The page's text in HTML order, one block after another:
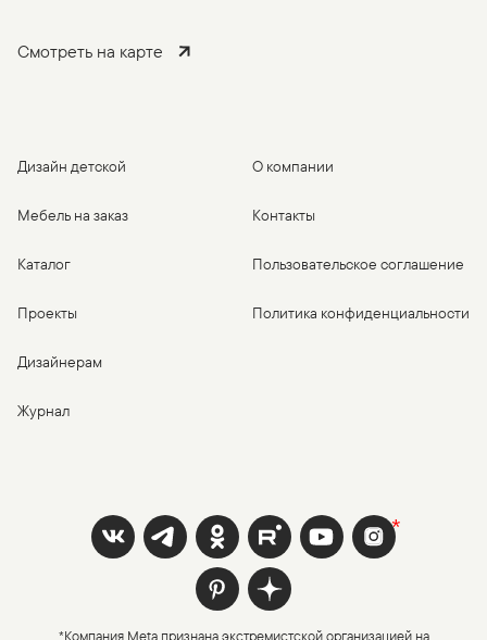
Смотреть на карте
Дизайн детской
Мебель на заказ
Каталог
Проекты
Дизайнерам
Журнал
О компании
Контакты
Пользовательское соглашение
Политика конфиденциальности
*Компания Meta признана экстремистской организацией на